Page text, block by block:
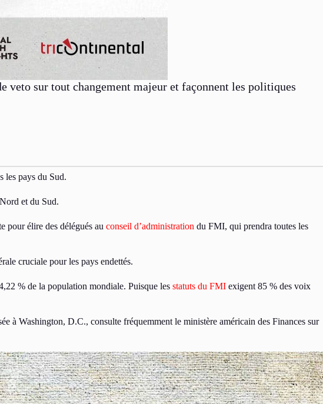
veto sur tout changement majeur et façonnent les politiques
les pays du Sud.
et du Sud.
pour élire des délégués au conseil d’administration du FMI, qui prendra toutes les
cruciale pour les pays endettés.
% de la population mondiale. Puisque les statuts du FMI exigent 85 % des voix
à Washington, D.C., consulte fréquemment le ministère américain des Finances sur